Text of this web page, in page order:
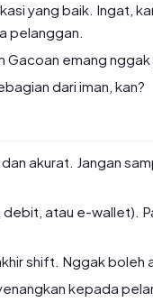
yang baik. Ingat,
pelanggan.
emang nggak
dari iman, kan?
akurat. Jangan
atau e-wallet).
shift. Nggak boleh
kepada